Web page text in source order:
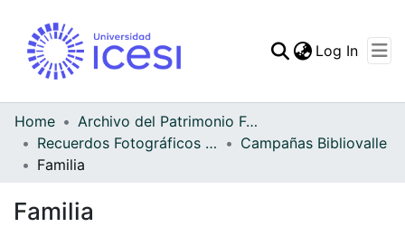
Statistics
Log In
Home
Archivo del Patrimonio Fotográfico y Fílmico del Valle del Cauca
Recuerdos Fotográficos Vallecaucanos
Campañas Bibliovalle
Familia
Familia